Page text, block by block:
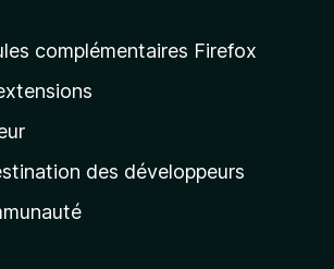
complémentaires Firefox
des développeurs